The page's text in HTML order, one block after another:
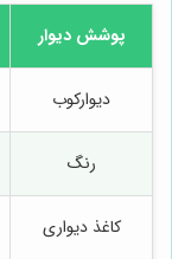
پوشش دیوار
دیوارکوب
رنگ
کاغذ دیواری